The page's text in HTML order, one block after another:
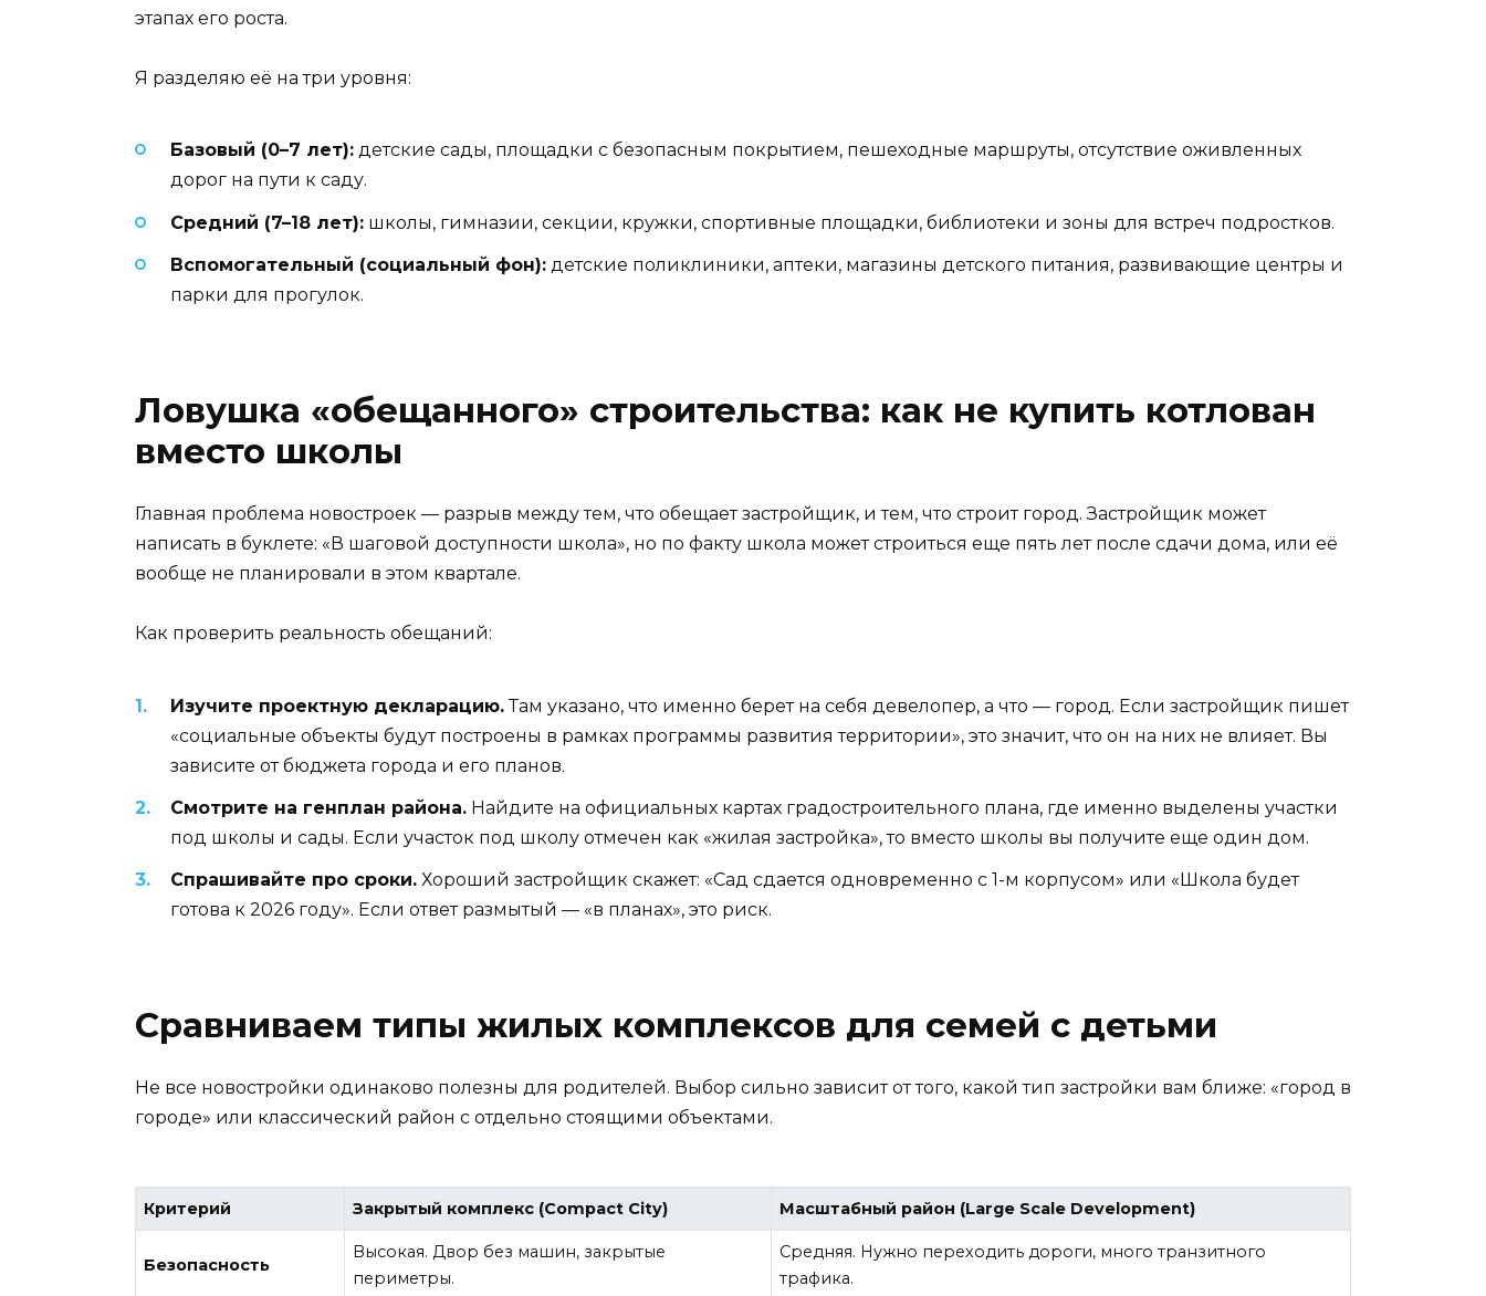
этапах его роста.
Я разделяю её на три уровня:
Базовый (0–7 лет): детские сады, площадки с безопасным покрытием, пешеходные маршруты, отсутствие оживленных
дорог на пути к саду.
Средний (7–18 лет): школы, гимназии, секции, кружки, спортивные площадки, библиотеки и зоны для встреч подростков.
Вспомогательный (социальный фон): детские поликлиники, аптеки, магазины детского питания, развивающие центры и
парки для прогулок.
Ловушка «обещанного» строительства: как не купить котлован
вместо школы
Главная проблема новостроек — разрыв между тем, что обещает застройщик, и тем, что строит город. Застройщик может
написать в буклете: «В шаговой доступности школа», но по факту школа может строиться еще пять лет после сдачи дома, или её
вообще не планировали в этом квартале.
Как проверить реальность обещаний:
Изучите проектную декларацию.Там указано, что именно берет на себя девелопер, а что — город. Если застройщик пишет
«социальные объекты будут построены в рамках программы развития территории», это значит, что он на них не влияет. Вы
зависите от бюджета города и его планов.
Смотрите на генплан района. Найдите на официальных картах градостроительного плана, где именно выделены участки
под школы и сады. Если участок под школу отмечен как «жилая застройка», то вместо школы вы получите еще один дом.
Спрашивайте про сроки. Хороший застройщик скажет: «Сад сдается одновременно с 1-м корпусом» или «Школа будет
готова к 2026 году». Если ответ размытый — «в планах», это риск.
Сравниваем типы жилых комплексов для семей с детьми
Не все новостройки одинаково полезны для родителей. Выбор сильно зависит от того, какой тип застройки вам ближе: «город в
городе» или классический район с отдельно стоящими объектами.
Критерий Закрытый комплекс (Compact City) Масштабный район (Large Scale Development)
Безопасность
Высокая. Двор без машин, закрытые
периметры.
Средняя. Нужно переходить дороги, много транзитного
трафика.